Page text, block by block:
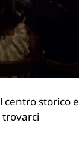
centro storico e
trovarci